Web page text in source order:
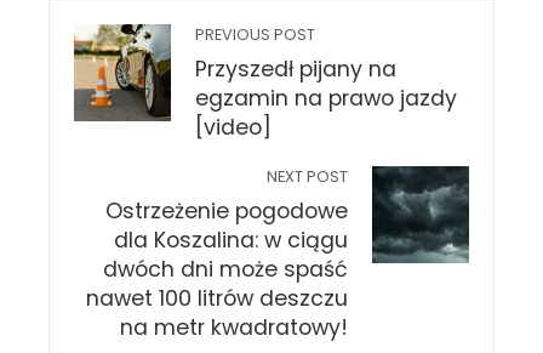
PREVIOUS POST
Przyszedł pijany na
egzamin na prawo jazdy
[video]
NEXT POST
Ostrzeżenie pogodowe
dla Koszalina: w ciągu
dwóch dni może spaść
nawet 100 litrów deszczu
na metr kwadratowy!